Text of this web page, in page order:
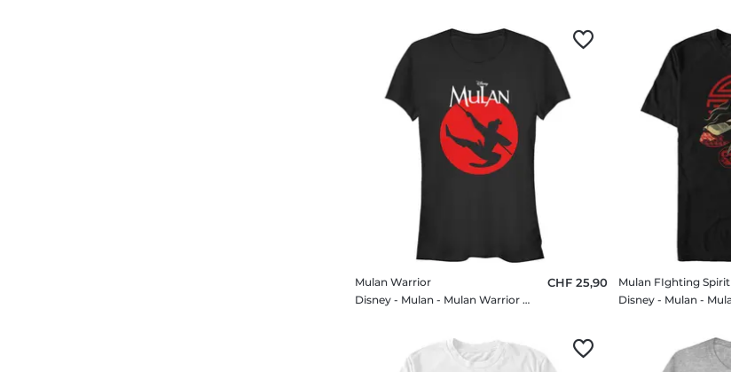
Mulan Warrior
Disney - Mulan - Mulan Warrior - Femme T-shirt
CHF 25,90
Mulan FIghting Spirit